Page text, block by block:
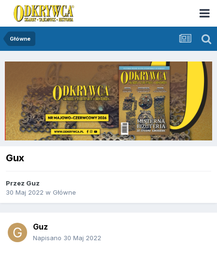
Główne
Gux
Przez Guz
30 Maj 2022 w Główne
Guz
Napisano 30 Maj 2022